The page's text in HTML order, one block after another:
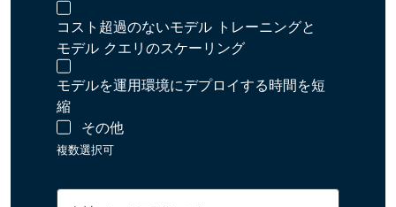
コスト超過のないモデル トレーニングと
モデル クエリのスケーリング
モデルを運用環境にデプロイする時間を短
縮
その他
複数選択可